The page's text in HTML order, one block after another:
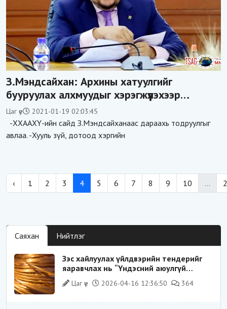
З.Мэндсайхан: Архины хатуулгийг
бууруулах алхмуудыг хэрэгжүүлэхээр
ярилцсан
Цаг үе 2021-01-19 02:03:45
-ХХААХҮ-ийн сайд З.Мэндсайханаас дараахь тодруулгыг
авлаа. -Хууль зүй, дотоод хэргийн
‹ 1 2 3 4 5 6 7 8 9 10 ...
Саяхан Нийтлэг
Зэс хайлуулах үйлдвэрийн тендерийг
яаравчлах нь “Үндэсний аюулгүй
байдал“-д эрсдэлтэй юу?
Цаг үе 2026-04-16 12:36:50 364